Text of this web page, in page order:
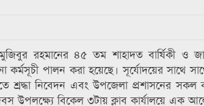
রহমানের ৪৫ তম শাহাদত বার্ষিকী ও
কর্মসূচী পালন করা হয়েছে। সূর্যোদয়ের সাথে
শ্রদ্ধা নিবেদন এবং উপজেলা প্রশাসনের সকল
বিকেল ৩টায় ক্লাব কার্যালয়ে এক